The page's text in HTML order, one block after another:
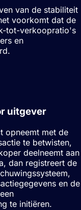
van de stabiliteit
voorkomt dat de
tot-verkoopratio's
en
uitgever
opneemt met de
te betwisten,
deelneemt aan
dan registreert de
en de
te initiëren.